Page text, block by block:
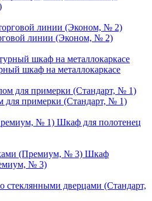
линии (Эконом, № 2)
шкаф на металлокаркасе
для примерки (Стандарт, № 1)
Шкаф для полотенец
Шкаф
№ 3)